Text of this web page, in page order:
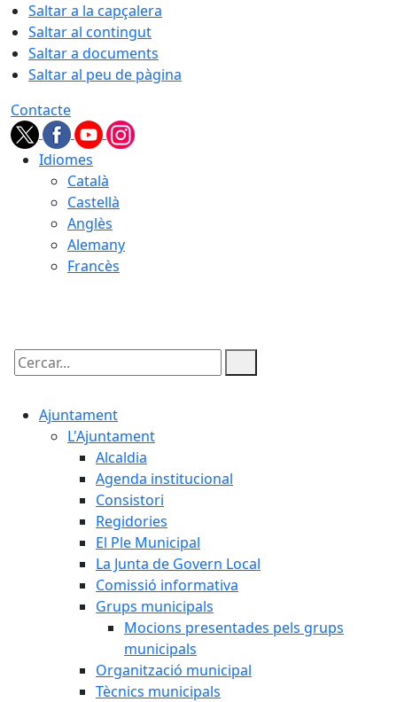
Saltar a la capçalera
Saltar al contingut
Saltar a documents
Saltar al peu de pàgina
Contacte
Idiomes
Català
Castellà
Anglès
Alemany
Francès
Cercar:
Ajuntament
L'Ajuntament
Alcaldia
Agenda institucional
Consistori
Regidories
El Ple Municipal
La Junta de Govern Local
Comissió informativa
Grups municipals
Mocions presentades pels grups
municipals
Organització municipal
Tècnics municipals